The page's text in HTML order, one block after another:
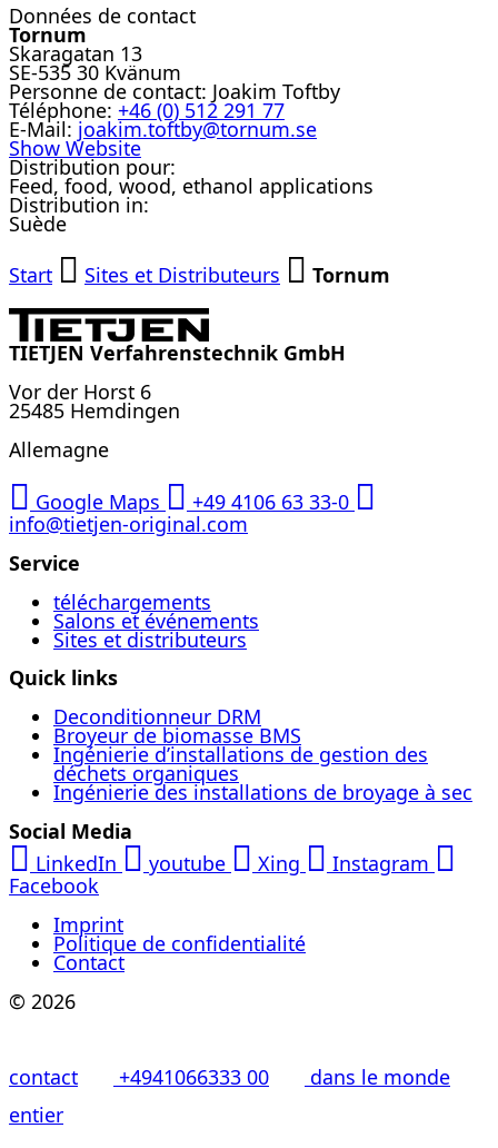
Données de contact
Tornum
Skaragatan 13
SE-535 30 Kvänum
Personne de contact: Joakim Toftby
Téléphone: +46 (0) 512 291 77
E-Mail: joakim.toftby@tornum.se
Show Website
Distribution pour:
Feed, food, wood, ethanol applications
Distribution in:
Suède
Start
Sites et Distributeurs Tornum
TIETJEN Verfahrenstechnik GmbH
Vor der Horst 6
25485 Hemdingen
Allemagne
Google Maps
+49 4106 63 33-0
info@tietjen-original.com
Service
téléchargements
Salons et événements
Sites et distributeurs
Quick links
Deconditionneur DRM
Broyeur de biomasse BMS
Ingénierie d’installations de gestion des
déchets organiques
Ingénierie des installations de broyage à sec
Social Media
LinkedIn
youtube Xing
Instagram
Facebook
Imprint
Politique de confidentialité
Contact
© 2026
contact +4941066333 00
dans le monde
entier